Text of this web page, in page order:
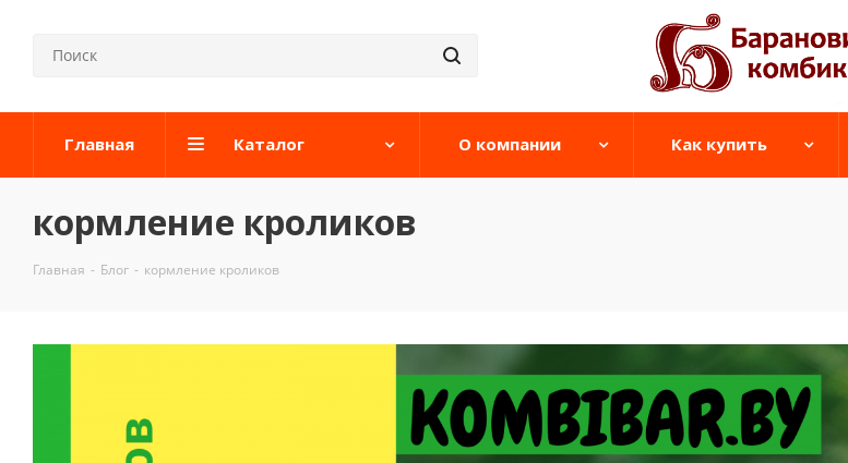
Главная Каталог О компании Как купить
кормление кроликов
Главная - Блог - кормление кроликов